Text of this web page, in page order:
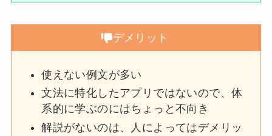
デメリット
使えない例文が多い
文法に特化したアプリではないので、体
系的に学ぶのにはちょっと不向き
解説がないのは、人によってはデメリッ